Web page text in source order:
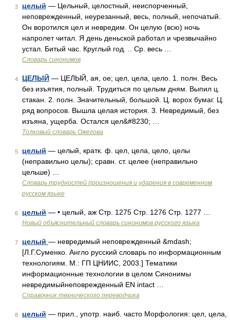
3 целый — Цельный, целостный, неиспорченный,
неповрежденный, неурезанный, весь, полный, непочатый.
Он воротился цел и невредим. Он целую (всю) ночь
напролет читал. Я день деньской работал и чрезвычайно
устал. Битый час. Круглый год. .. Ср. весь …
Словарь синонимов
4 ЦЕЛЫЙ — ЦЕЛЫЙ, ая, ое; цел, цела, цело. 1. полн. Весь
без изъятия, полный. Трудиться по целым дням. Выпил ц.
стакан. 2. полн. Значительный, большой. Ц. ворох бумаг. Ц.
ряд вопросов. Вышла целая история. 3. Невредимый, без
изъяна, ущерба. Остался цел&#8230; …
Толковый словарь Ожегова
5 целый — целый, кратк. ф. цел, цела, цело, целы
(неправильно целы); сравн. ст. целее (неправильно
цельше) …
Словарь трудностей произношения и ударения в современном
русском языке
6 целый — • целый, аж Стр. 1275 Стр. 1276 Стр. 1277 …
Новый объяснительный словарь синонимов русского языка
7 целый — невредимый неповрежденный &mdash;
[Л.Г.Суменко. Англо русский словарь по информационным
технологиям. М.: ГП ЦНИИС, 2003.] Тематики
информационные технологии в целом Синонимы
невредимыйнеповрежденный EN intact …
Справочник технического переводчика
8 целый — прил., употр. наиб. часто Морфология: цел, цела,